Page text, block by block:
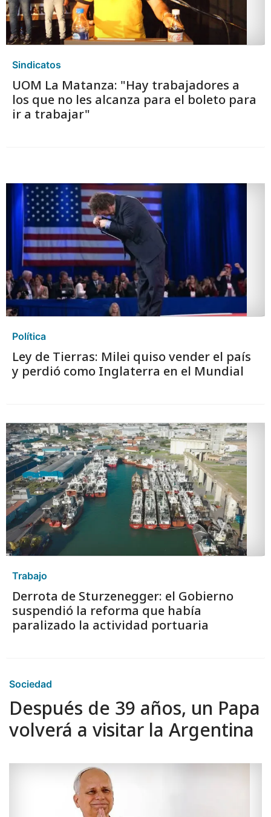
Sindicatos
UOM La Matanza: "Hay trabajadores a
los que no les alcanza para el boleto para
ir a trabajar"
Política
Ley de Tierras: Milei quiso vender el país
y perdió como Inglaterra en el Mundial
Trabajo
Derrota de Sturzenegger: el Gobierno
suspendió la reforma que había
paralizado la actividad portuaria
Sociedad
Después de 39 años, un Papa
volverá a visitar la Argentina